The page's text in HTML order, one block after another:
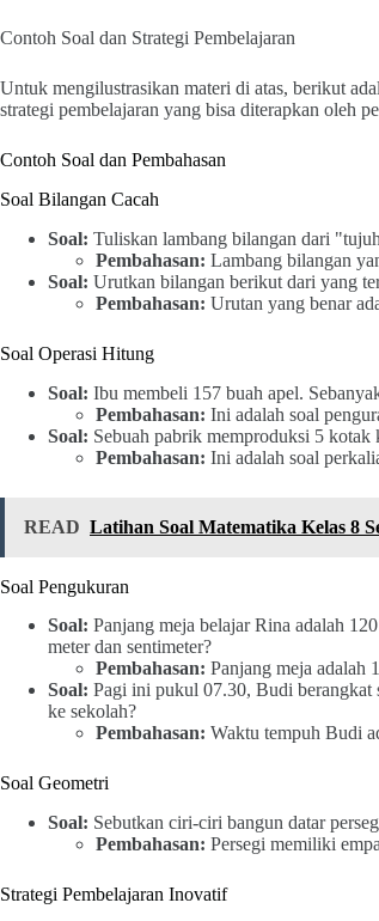
Contoh Soal dan Strategi Pembelajaran
Untuk mengilustrasikan materi di atas, berikut
strategi pembelajaran yang bisa diterapkan oleh
Contoh Soal dan Pembahasan
Soal Bilangan Cacah
Soal: Tuliskan lambang bilangan dari
Pembahasan: Lambang bilangan
Soal: Urutkan bilangan berikut dari yang
Pembahasan: Urutan yang benar
Soal Operasi Hitung
Soal: Ibu membeli 157 buah apel.
Pembahasan: Ini adalah soal
Soal: Sebuah pabrik memproduksi 5
Pembahasan: Ini adalah soal
READ Latihan Soal Matematika Kelas 8
Soal Pengukuran
Soal: Panjang meja belajar Rina adalah
meter dan sentimeter?
Pembahasan: Panjang meja adalah
Soal: Pagi ini pukul 07.30, Budi berangkat
ke sekolah?
Pembahasan: Waktu tempuh Budi
Soal Geometri
Soal: Sebutkan ciri-ciri bangun datar
Pembahasan: Persegi memiliki
Strategi Pembelajaran Inovatif